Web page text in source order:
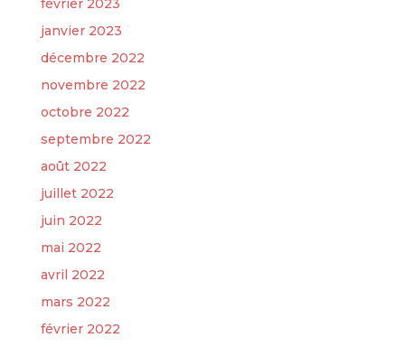
février 2023
janvier 2023
décembre 2022
novembre 2022
octobre 2022
septembre 2022
août 2022
juillet 2022
juin 2022
mai 2022
avril 2022
mars 2022
février 2022